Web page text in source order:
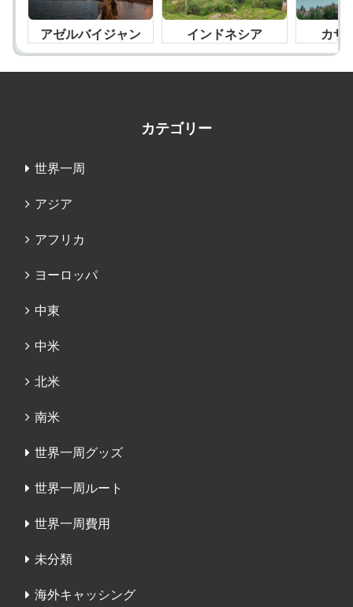
アゼルバイジャン インドネシア カザ
カテゴリー
世界一周
アジア
アフリカ
ヨーロッパ
中東
中米
北米
南米
世界一周グッズ
世界一周ルート
世界一周費用
未分類
海外キャッシング